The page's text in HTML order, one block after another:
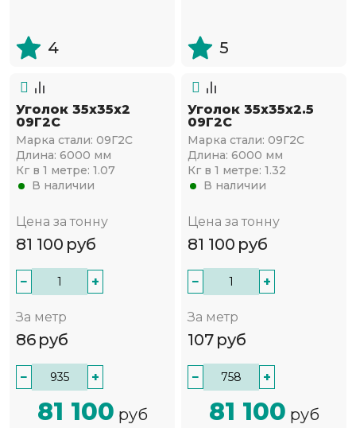
4 5
Уголок 35х35х2
09Г2С
Марка стали: 09Г2С
Длина: 6000 мм
Кг в 1 метре: 1.07
В наличии
Цена за тонну
81 100 руб
− +
За метр
86 руб
− +
81 100 руб
Уголок 35х35х2.5
09Г2С
Марка стали: 09Г2С
Длина: 6000 мм
Кг в 1 метре: 1.32
В наличии
Цена за тонну
81 100 руб
− +
За метр
107 руб
− +
81 100 руб